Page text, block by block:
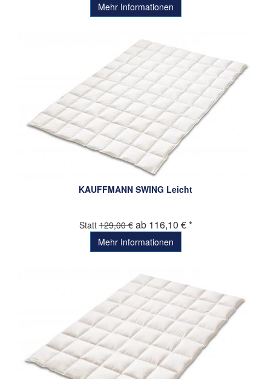
Mehr Informationen
KAUFFMANN SWING Leicht
Statt129,00 € ab 116,10 € *
Mehr Informationen